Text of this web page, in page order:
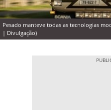
Pesado manteve todas as tecnologias
| Divulgação)